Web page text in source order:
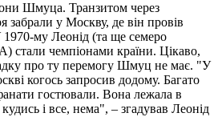
Шмуца. Транзитом через
забрали у Москву, де він провів
1970-му Леонід (та ще семеро
стали чемпіонами країни. Цікаво,
про ту перемогу Шмуц не має. "У
когось запросив додому. Багато
гостювали. Вона лежала в
і все, нема", – згадував Леонід